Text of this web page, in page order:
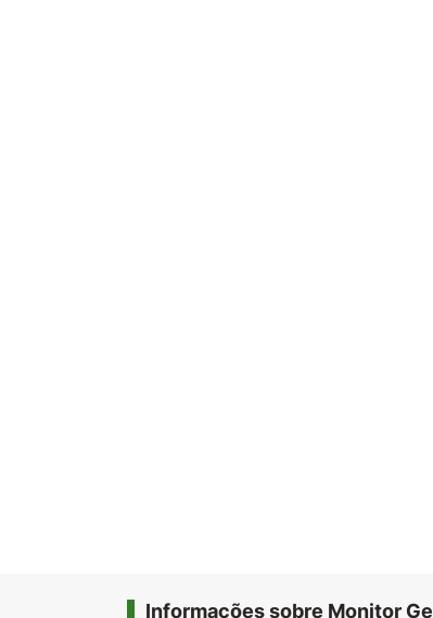
Informações sobre Monitor